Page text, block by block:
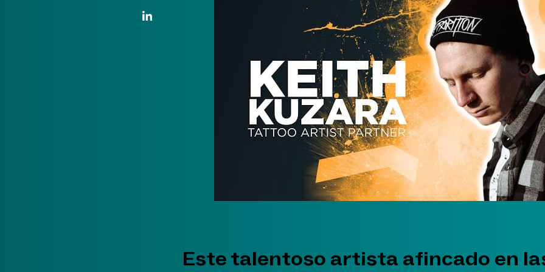
Enlace de LinkedIn
Este talentoso artista afincado en